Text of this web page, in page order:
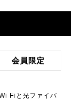
会員限定
Fiと光ファイバ